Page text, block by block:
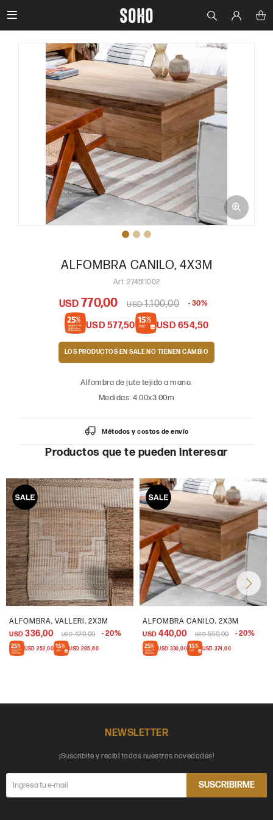

ALFOMBRA CANILO, 4X3M
274511002
USD 770,00 USD1.100,00 30
USD 577,50 USD 654,50
LOS PRODUCTOS EN SALE
Alfombra de jute tejido a mano.
Medidas: 4.00x3.00m
Métodos y costos de envío
Productos que te pueden interesar
ALFOMBRA, VALLERI, 2X3M
USD 336,00 USD 420,00 20
USD 252,00 USD 285,60
ALFOMBRA CANILO, 2X3M
USD 440,00 USD 550,00 20
USD 330,00 USD 374,00
NEWSLETTER
¡Suscribite y recibí todas nuestras novedades!
SUSCRIBIRME